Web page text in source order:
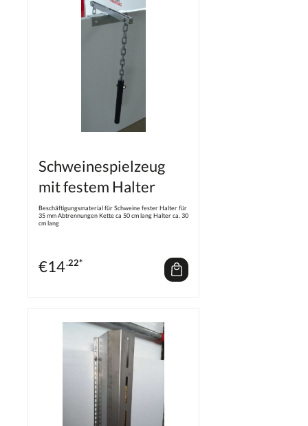
Schweinespielzeug
mit festem Halter
Beschäftigungsmaterial für Schweine fester Halter für
35 mm Abtrennungen Kette ca 50 cm lang Halter ca. 30
cm lang
€14.22*